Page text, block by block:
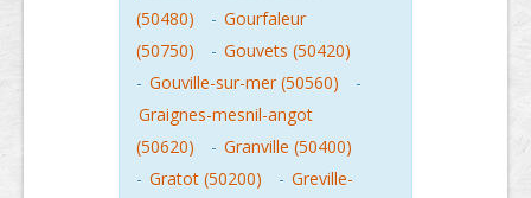
(50480)
- Gourfaleur
(50750)
- Gouvets (50420)
- Gouville-sur-mer (50560)
-
Graignes-mesnil-angot
(50620)
- Granville (50400)
- Gratot (50200) - Greville-